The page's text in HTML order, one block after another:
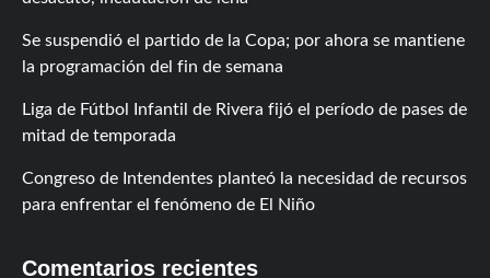
Se suspendió el partido de la Copa; por ahora se mantiene
la programación del fin de semana
Liga de Fútbol Infantil de Rivera fijó el período de pases de
mitad de temporada
Congreso de Intendentes planteó la necesidad de recursos
para enfrentar el fenómeno de El Niño
Comentarios recientes